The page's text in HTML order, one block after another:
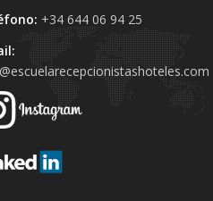
+34 644 06 94 25‬